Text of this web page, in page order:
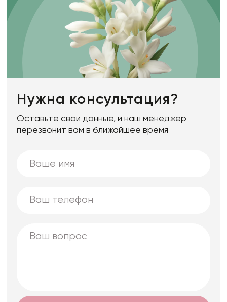
Нужна консультация?
Оставьте свои данные, и наш менеджер
перезвонит вам в ближайшее время